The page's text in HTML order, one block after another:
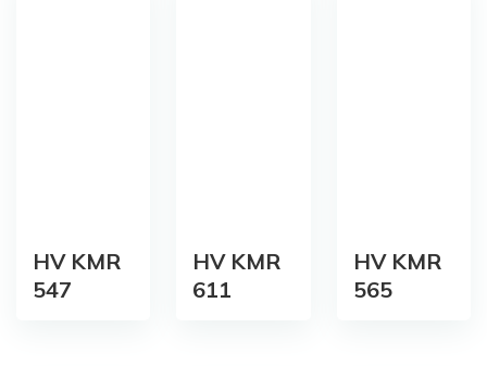
HV KMR
547
HV KMR
611
HV KMR
565